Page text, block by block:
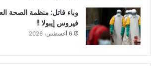
وباء قاتل: منظمة الصحة
فيروس إيبولا !!
6 أغسطس، 2026